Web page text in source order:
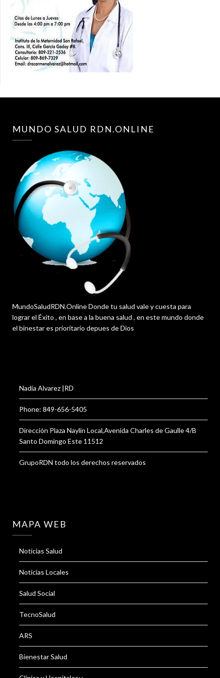
MUNDO SALUD RDN.ONLINE
MundoSaludRDN.Online Donde tu salud vale y cuesta para
lograr el Éxito , en base a la buena salud , en este mundo donde
el binestar es prioritario depues de Dios
Nadia Alvarez |RD
Phone: 849-656-5405
Dirección Plaza Naylin Local,Avenida Charles de Gaulle 4/B
Santo Domingo Este 11512
GrupoRDN todo los derechos reservados
MAPA WEB
Noticias Salud
Noticias Locales
Salud Social
TecnoSalud
ARS
Bienestar Salud